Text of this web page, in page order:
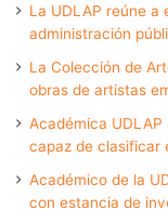
La UDLAP reúne a
administración
La Colección de
obras de artistas
Académica
capaz de clasificar
Académico de la
con estancia de